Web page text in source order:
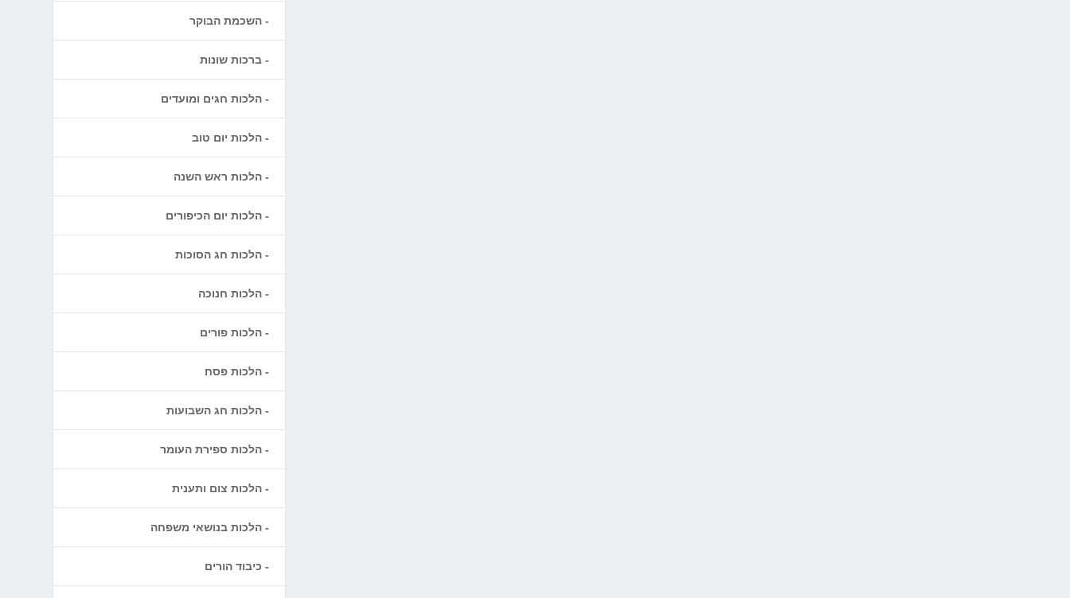
השכמת הבוקר
ברכות שונות
הלכות חגים ומועדים
הלכות יום טוב
הלכות ראש השנה
הלכות יום הכיפורים
הלכות חג הסוכות
הלכות חנוכה
הלכות פורים
הלכות פסח
הלכות חג השבועות
הלכות ספירת העומר
הלכות צום ותענית
הלכות בנושאי משפחה
כיבוד הורים